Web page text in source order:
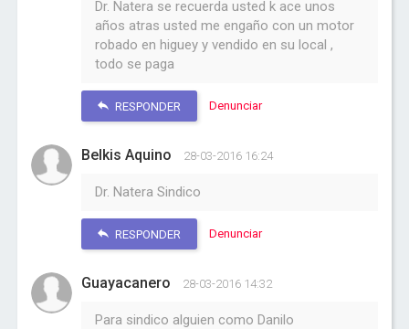
Dr. Natera se recuerda usted k ace unos
años atras usted me engaño con un motor
robado en higuey y vendido en su local ,
todo se paga
RESPONDER Denunciar
Belkis Aquino 28-03-2016 16:24
Dr. Natera Sindico
RESPONDER Denunciar
Guayacanero 28-03-2016 14:32
Para sindico alguien como Danilo